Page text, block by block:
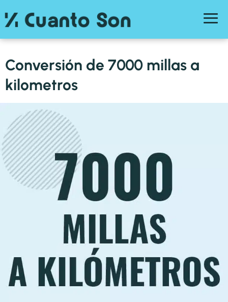
Conversión de 7000 millas a
kilometros